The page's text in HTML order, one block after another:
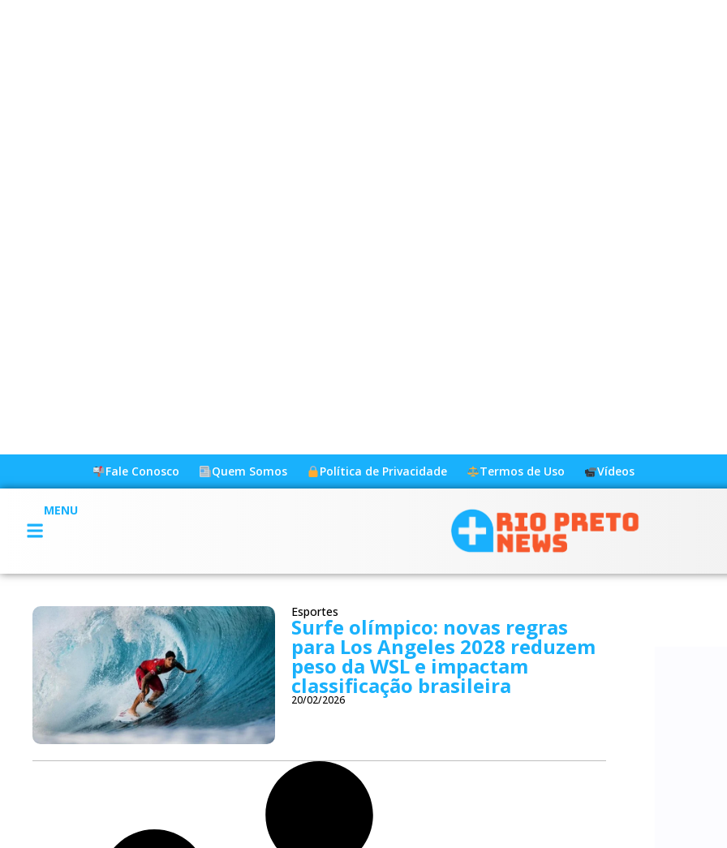
Fale Conosco Quem Somos Política de Privacidade Termos de Uso Vídeos
MENU
Esportes
Surfe olímpico: novas regras
para Los Angeles 2028 reduzem
peso da WSL e impactam
classificação brasileira
20/02/2026